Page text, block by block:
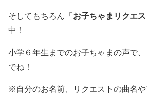
そしてもちろん「お子ちゃまリクエス
中！
小学６年生までのお子ちゃまの声で
でね！
※自分のお名前、リクエストの曲名